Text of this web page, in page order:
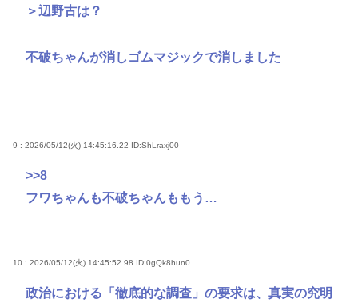
＞辺野古は？
不破ちゃんが消しゴムマジックで消しました
9 : 2026/05/12(火) 14:45:16.22 ID:ShLraxj00
>>8
フワちゃんも不破ちゃんももう…
10 : 2026/05/12(火) 14:45:52.98 ID:0gQk8hun0
政治における「徹底的な調査」の要求は、真実の究明